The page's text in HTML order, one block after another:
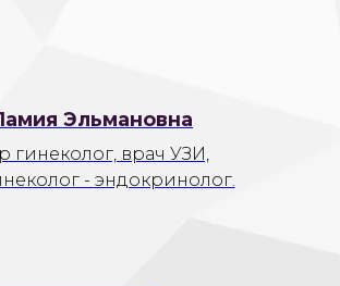
Эльмановна
гинеколог, врач УЗИ,
- эндокринолог.